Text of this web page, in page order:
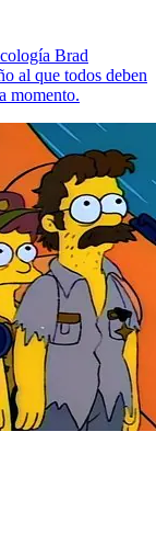
Brad
al que todos deben
momento.